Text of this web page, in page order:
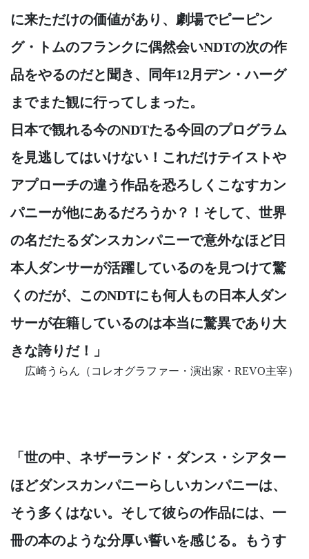
に来ただけの価値があり、劇場でピーピン
グ・トムのフランクに偶然会いNDTの次の作
品をやるのだと聞き、同年12月デン・ハーグ
までまた観に行ってしまった。
日本で観れる今のNDTたる今回のプログラム
を見逃してはいけない！これだけテイストや
アプローチの違う作品を恐ろしくこなすカン
パニーが他にあるだろうか？！そして、世界
の名だたるダンスカンパニーで意外なほど日
本人ダンサーが活躍しているのを見つけて驚
くのだが、このNDTにも何人もの日本人ダン
サーが在籍しているのは本当に驚異であり大
きな誇りだ！」
広崎うらん（コレオグラファー・演出家・REVO主宰）
「世の中、ネザーランド・ダンス・シアター
ほどダンスカンパニーらしいカンパニーは、
そう多くはない。そして彼らの作品には、一
冊の本のような分厚い誓いを感じる。もうす